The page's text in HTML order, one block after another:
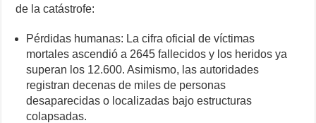
de la catástrofe:
Pérdidas humanas: La cifra oficial de víctimas
mortales ascendió a 2645 fallecidos y los heridos ya
superan los 12.600. Asimismo, las autoridades
registran decenas de miles de personas
desaparecidas o localizadas bajo estructuras
colapsadas.